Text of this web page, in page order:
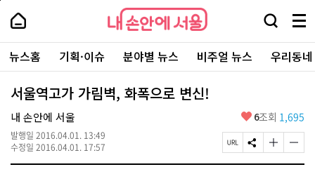
본
로
가
내
손
안
에
서
울
-
서
울
시
대
표
소
내
손
에
울
검
창
열
기
메
뉴
전
체
보
주
요
서
뉴스홈 기획·이슈 분야별 뉴스 비주얼 뉴스 우리동
서울역고가 가림벽, 화폭으로 변신!
내 손안에 서울
발행일 2016.04.01. 13:49
수정일 2016.04.01. 17:57
좋
요
6조회 1,695
페
이
S
N
글
자
글
자
페
상
단
로